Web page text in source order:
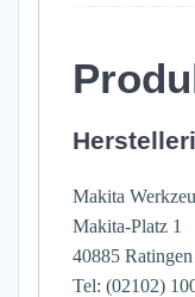
Makita
Makita-Platz 1
40885 Ratingen
Tel: (02102)